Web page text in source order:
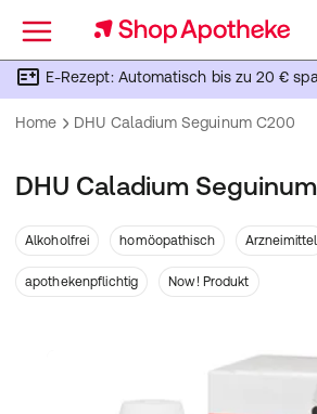
Menü
E-Rezept: Automatisch bis zu 20 €
Home DHU Caladium Seguinum C200
DHU Caladium
Alkoholfrei homöopathisch Arzneimittel
apothekenpflichtig Now! Produkt